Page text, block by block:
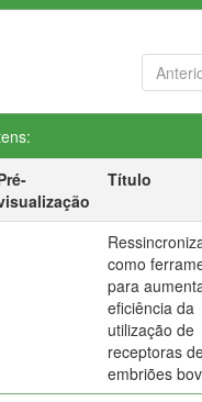
Título
como
para
eficiência da
utilização de
receptoras
embriões